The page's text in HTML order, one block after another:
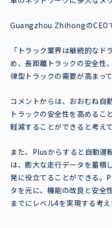
Guangzhou ZhihongのCEO
「トラック業界は継続的な
め、長距離トラックの安全性
律型トラックの需要が高まって
コメントからは、おおむね自
トラックの安全性を高めるこ
軽減することができると考え
また、Plusからすると自動運
は、膨大な走行データを蓄積
発に役立てることができる。
タを元に、機能の改良と安全
までにレベル4を実現する考え